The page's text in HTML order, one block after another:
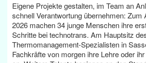
Eigene Projekte gestalten, im Team an
schnell Verantwortung übernehmen: Zum
2026 machen 34 junge Menschen ihre
Schritte bei technotrans. Am Hauptsitz
Thermomanagement-Spezialisten in
Fachkräfte von morgen ihre Lehre oder